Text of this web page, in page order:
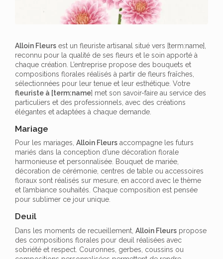
Alloin Fleurs est un fleuriste artisanal situé vers [term:name],
reconnu pour la qualité de ses fleurs et le soin apporté à
chaque création. L’entreprise propose des bouquets et
compositions florales réalisés à partir de fleurs fraîches,
sélectionnées pour leur tenue et leur esthétique. Votre
fleuriste à [term:name] met son savoir-faire au service des
particuliers et des professionnels, avec des créations
élégantes et adaptées à chaque demande.
Mariage
Pour les mariages, Alloin Fleurs accompagne les futurs
mariés dans la conception d’une décoration florale
harmonieuse et personnalisée. Bouquet de mariée,
décoration de cérémonie, centres de table ou accessoires
floraux sont réalisés sur mesure, en accord avec le thème
et l’ambiance souhaités. Chaque composition est pensée
pour sublimer ce jour unique.
Deuil
Dans les moments de recueillement, Alloin Fleurs propose
des compositions florales pour deuil réalisées avec
sobriété et respect. Couronnes, gerbes, coussins ou